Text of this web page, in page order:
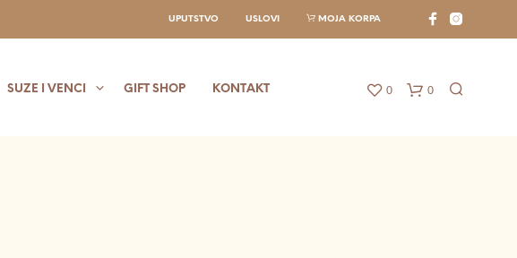
UPUTSTVO USLOVI MOJA KORPA
0 0
SUZE I VENCI GIFT SHOP KONTAKT